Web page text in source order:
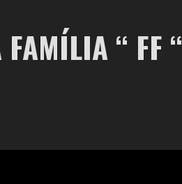
FAMÍLIA “ FF “